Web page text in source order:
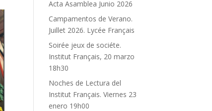
Acta Asamblea Junio 2026
Campamentos de Verano.
Juillet 2026. Lycée Français
Soirée jeux de sociéte.
Institut Français, 20 marzo
18h30
Noches de Lectura del
Institut Français. Viernes 23
enero 19h00